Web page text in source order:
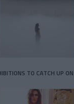
TO CATCH UP